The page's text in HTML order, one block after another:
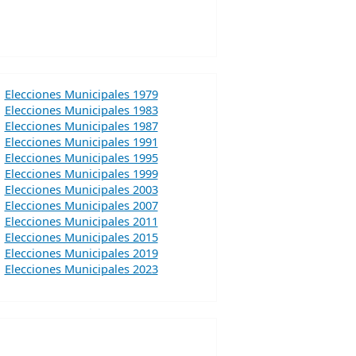
Elecciones Municipales 1979
Elecciones Municipales 1983
Elecciones Municipales 1987
Elecciones Municipales 1991
Elecciones Municipales 1995
Elecciones Municipales 1999
Elecciones Municipales 2003
Elecciones Municipales 2007
Elecciones Municipales 2011
Elecciones Municipales 2015
Elecciones Municipales 2019
Elecciones Municipales 2023